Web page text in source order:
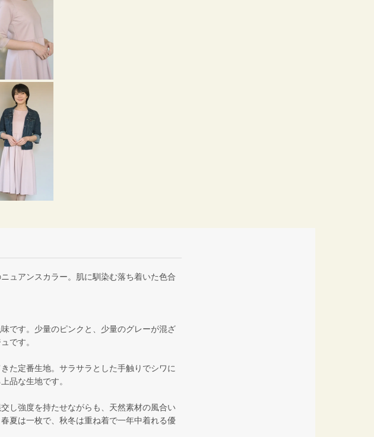
ュアンスカラー。肌に馴染む落ち着いた色合
です。少量のピンクと、少量のグレーが混ざ
です。
た定番生地。サラサラとした手触りでシワに
品な生地です。
し強度を持たせながらも、天然素材の風合い
夏は一枚で、秋冬は重ね着で一年中着れる優